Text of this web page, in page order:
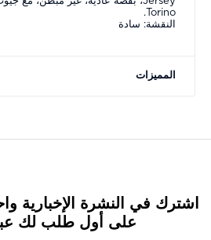
Torino.
النقشة: سادة
المميزات
على أول طلب لك عبر